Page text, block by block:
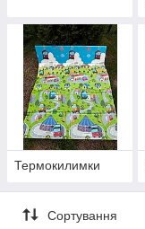
Термокилимки
Сортування